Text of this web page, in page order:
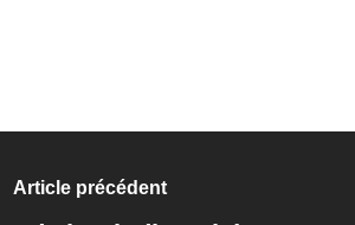
Article précédent